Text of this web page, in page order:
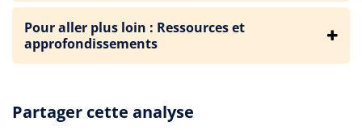
Pour aller plus loin : Ressources et
approfondissements
Partager cette analyse